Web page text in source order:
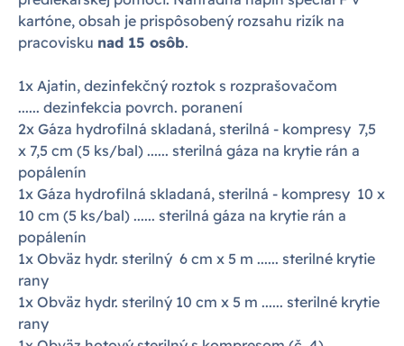
kartóne, obsah je prispôsobený rozsahu rizík na
pracovisku nad 15 osôb.
1x Ajatin, dezinfekčný roztok s rozprašovačom
...... dezinfekcia povrch. poranení
2x Gáza hydrofilná skladaná, sterilná - kompresy 7,5
x 7,5 cm (5 ks/bal) ...... sterilná gáza na krytie rán a
popálenín
1x Gáza hydrofilná skladaná, sterilná - kompresy 10 x
10 cm (5 ks/bal) ...... sterilná gáza na krytie rán a
popálenín
1x Obväz hydr. sterilný 6 cm x 5 m ...... sterilné krytie
rany
1x Obväz hydr. sterilný 10 cm x 5 m ...... sterilné krytie
rany